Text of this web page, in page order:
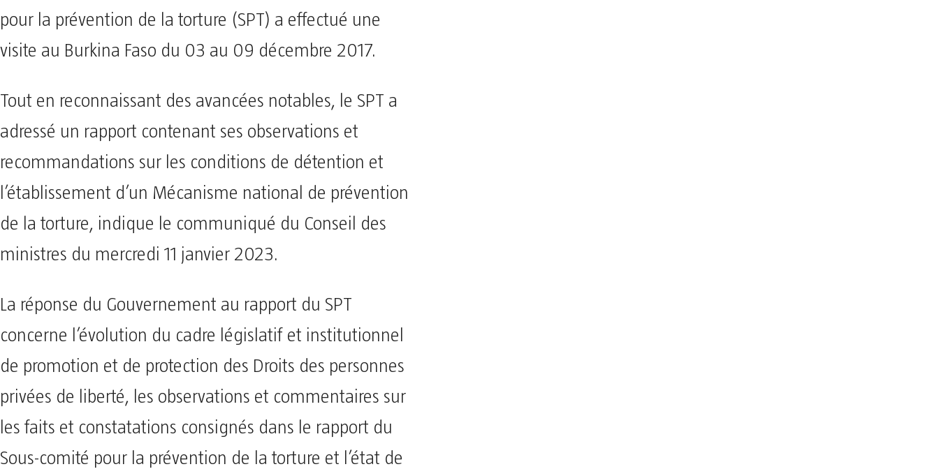
pour la prévention de la torture (SPT) a effectué une
visite au Burkina Faso du 03 au 09 décembre 2017.
Tout en reconnaissant des avancées notables, le SPT a
adressé un rapport contenant ses observations et
recommandations sur les conditions de détention et
l’établissement d’un Mécanisme national de prévention
de la torture, indique le communiqué du Conseil des
ministres du mercredi 11 janvier 2023.
La réponse du Gouvernement au rapport du SPT
concerne l’évolution du cadre législatif et institutionnel
de promotion et de protection des Droits des personnes
privées de liberté, les observations et commentaires sur
les faits et constatations consignés dans le rapport du
Sous-comité pour la prévention de la torture et l’état de